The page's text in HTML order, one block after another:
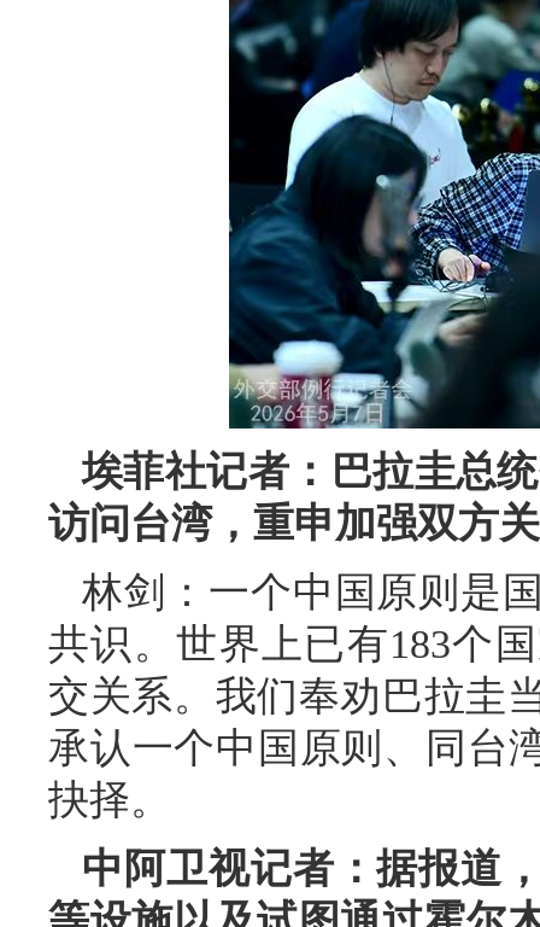
埃菲社记者：巴拉圭总
访问台湾，重申加强双方
林剑：一个中国原则是
共识。世界上已有183个
交关系。我们奉劝巴拉圭
承认一个中国原则、同台
抉择。
中阿卫视记者：据报道